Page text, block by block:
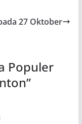
27 Oktober
Populer
”